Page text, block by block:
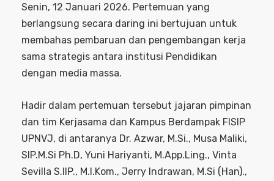
Senin, 12 Januari 2026. Pertemuan yang
berlangsung secara daring ini bertujuan untuk
membahas pembaruan dan pengembangan kerja
sama strategis antara institusi Pendidikan
dengan media massa.
Hadir dalam pertemuan tersebut jajaran pimpinan
dan tim Kerjasama dan Kampus Berdampak FISIP
UPNVJ, di antaranya Dr. Azwar, M.Si., Musa Maliki,
SIP.M.Si Ph.D, Yuni Hariyanti, M.App.Ling., Vinta
Sevilla S.IIP., M.I.Kom., Jerry Indrawan, M.Si (Han).,